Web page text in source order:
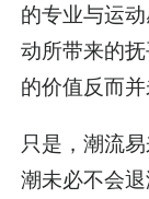
的专业与运
动所带来的
的价值反而并
只是，潮流
潮未必不会退